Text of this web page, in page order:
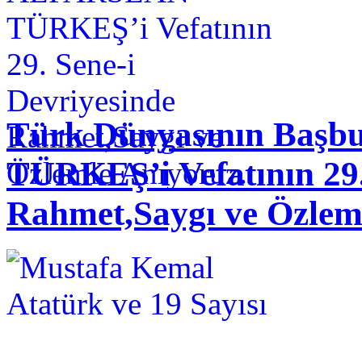
Türk Dünyasının
TÜRKEŞ’i Vefatının
Rahmet,Saygı ve